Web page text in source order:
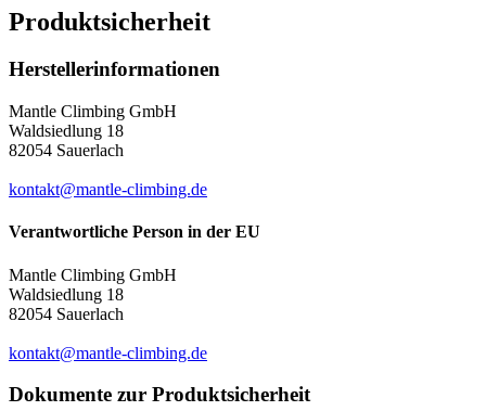
Produktsicherheit
Herstellerinformationen
Mantle Climbing GmbH
Waldsiedlung 18
82054 Sauerlach
kontakt@mantle-climbing.de
Verantwortliche Person in der EU
Mantle Climbing GmbH
Waldsiedlung 18
82054 Sauerlach
kontakt@mantle-climbing.de
Dokumente zur Produktsicherheit